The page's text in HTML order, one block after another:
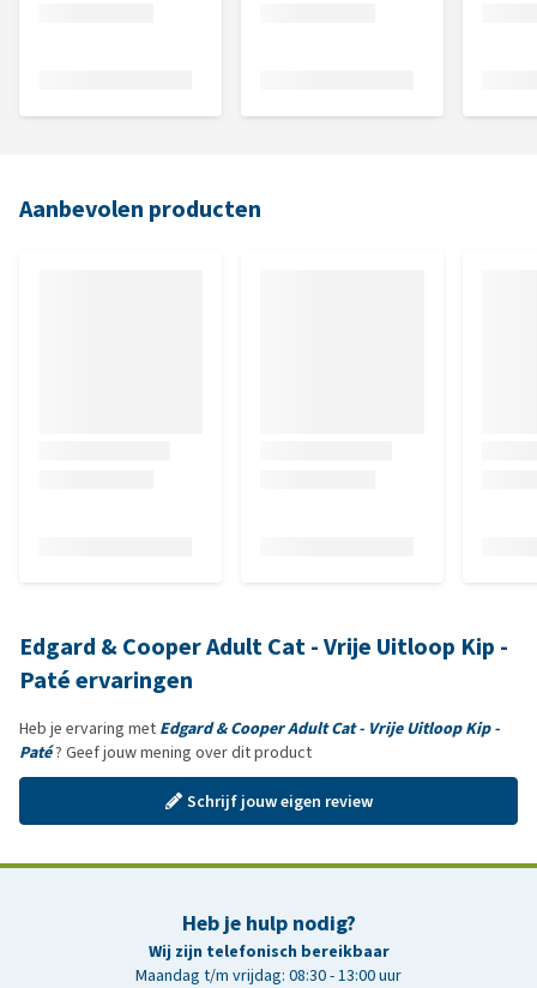
Aanbevolen producten
Edgard & Cooper Adult Cat - Vrije Uitloop Kip -
Paté ervaringen
Heb je ervaring met Edgard & Cooper Adult Cat - Vrije Uitloop Kip -
Paté? Geef jouw mening over dit product
Schrijf jouw eigen review
Heb je hulp nodig?
Wij zijn telefonisch bereikbaar
Maandag t/m vrijdag: 08:30 - 13:00 uur